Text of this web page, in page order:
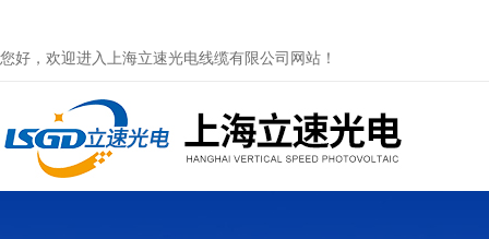
您好，欢迎进入上海立速光电线缆有限公司网站！